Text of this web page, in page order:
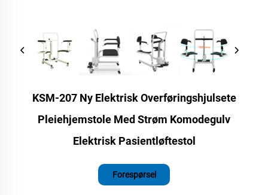
KSM-207 Ny Elektrisk Overføringshjulsete
Pleiehjemstole Med Strøm Komodegulv
Elektrisk Pasientløftestol
Forespørsel